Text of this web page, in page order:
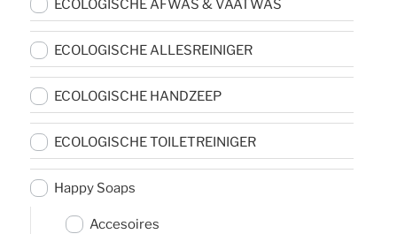
ECOLOGISCHE AFWAS & VAATWAS
ECOLOGISCHE ALLESREINIGER
ECOLOGISCHE HANDZEEP
ECOLOGISCHE TOILETREINIGER
Happy Soaps
Accesoires